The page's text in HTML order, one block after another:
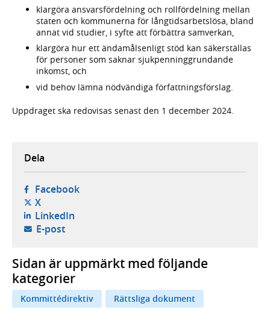
klargöra ansvarsfördelning och rollfördelning mellan
staten och kommunerna för långtidsarbetslösa, bland
annat vid studier, i syfte att förbättra samverkan,
klargöra hur ett ändamålsenligt stöd kan säkerställas
för personer som saknar sjukpenninggrundande
inkomst, och
vid behov lämna nödvändiga författningsförslag.
Uppdraget ska redovisas senast den 1 december 2024.
Dela
Facebook- öppnas i ny flik, extern webbplats,
X- öppnas i ny flik, extern webbplats,
LinkedIn- öppnas i ny flik, extern webbplats,
E-post- öppnar din e-postklient,
Sidan är uppmärkt med följande
kategorier
Kommittédirektiv
Rättsliga dokument